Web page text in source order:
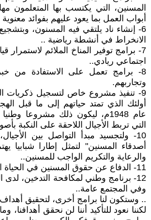
المسنين، التي يكتسب بها المتعلمون
أبواب العمل بما يعود عليهم بفوائد
6- إنشاء ناد يلتقي فيه المسنون،
الانخراط في أنشطة رياضية ..
7- برامج توفير المناخ الملائم لاستمرار
اجتماعي ريادي..
8- برامج تعمل على الاستفادة من
وتجاربهم.
9- تنفيذ مشروع خاص لتسجيل ذكريات
أولئك الذي تمتد حياتهم إلى ما قبل
عام 1948م، ليكون ذلك مشروعا
التي تربط الأجيال اللاحقة على النكبة
10- ولتجسيد مبدأ التواصل بين
أصدقاء المسنين" لتمثل إطارا شبابيا
والرعاية والتكريم الواجب للمسنين..
11- الدفاع عن حقوق المسنين في الحياة الكريمة..
12- برنامج وطني لمكافحة التدخين،
وفي المجتمع عامة..
.. وستكون لنا برامج أخرى، لتحقيق أهداف
لكننا نعود للتأكيد أننا لن نحقق أهدافنا،